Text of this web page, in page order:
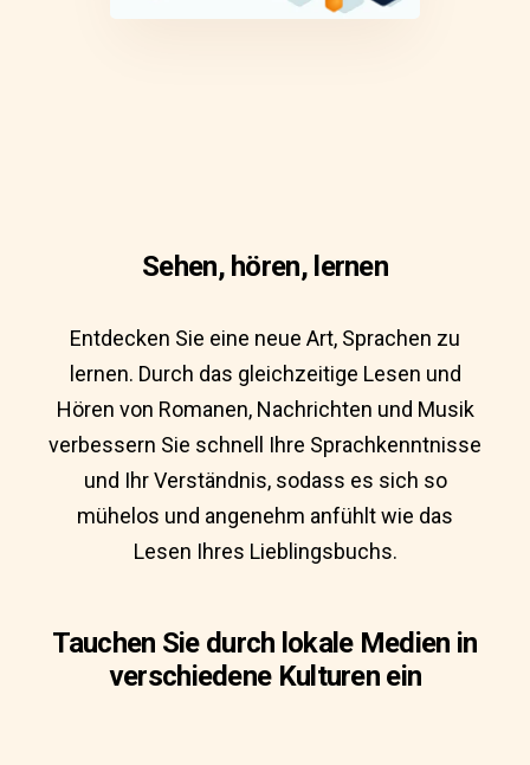
Sehen, hören, lernen
Entdecken Sie eine neue Art, Sprachen zu
lernen. Durch das gleichzeitige Lesen und
Hören von Romanen, Nachrichten und Musik
verbessern Sie schnell Ihre Sprachkenntnisse
und Ihr Verständnis, sodass es sich so
mühelos und angenehm anfühlt wie das
Lesen Ihres Lieblingsbuchs.
Tauchen Sie durch lokale Medien in
verschiedene Kulturen ein